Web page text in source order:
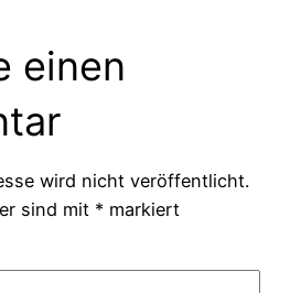
einen
wird nicht veröffentlicht.
sind mit * markiert